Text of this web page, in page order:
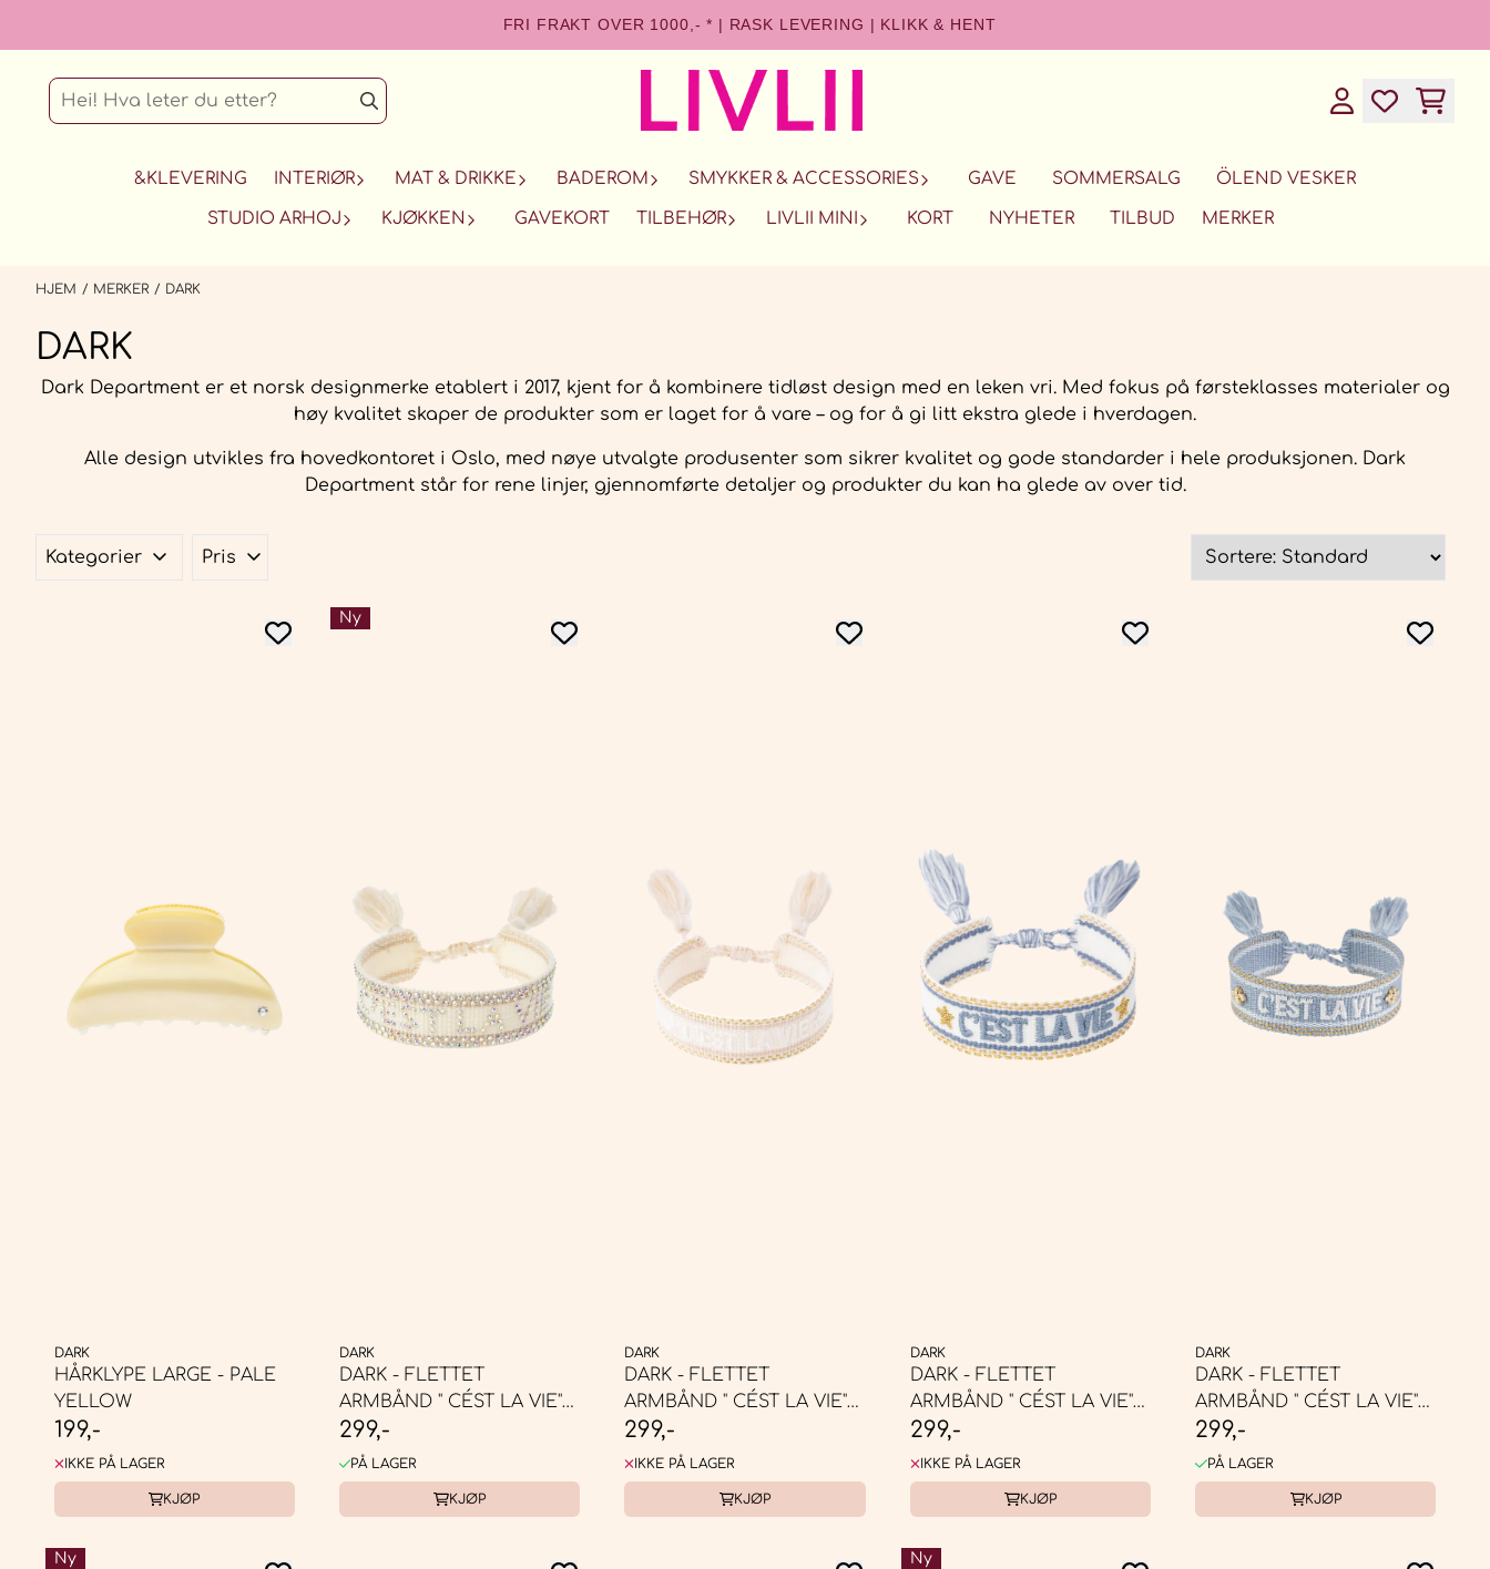
FRI FRAKT OVER 1000,- * RASK LEVERING KLIKK & HENT
&KLEVERING INTERIØR MAT & DRIKKE BADEROM SMYKKER & ACCESSORIES GAVE SOMMERSALG ÖLEND VESKER
STUDIO ARHOJ KJØKKEN GAVEKORT TILBEHØR LIVLII MINI KORT NYHETER TILBUD MERKER
HJEM / MERKER / DARK
DARK
Dark Department er et norsk designmerke etablert i 2017, kjent for å kombinere tidløst design med en leken vri. Med fokus på førsteklasses materialer og
høy kvalitet skaper de produkter som er laget for å vare – og for å gi litt ekstra glede i hverdagen.
Alle design utvikles fra hovedkontoret i Oslo, med nøye utvalgte produsenter som sikrer kvalitet og gode standarder i hele produksjonen. Dark
Department står for rene linjer, gjennomførte detaljer og produkter du kan ha glede av over tid.
Kategorier Pris
DARK
HÅRKLYPE LARGE - PALE
YELLOW
199,-
IKKE PÅ LAGER
KJØP
Ny
DARK
DARK - FLETTET
ARMBÅND " CÉST LA VIE"
VANILLA ...
299,-
PÅ LAGER
KJØP
DARK
DARK - FLETTET
ARMBÅND " CÉST LA VIE"
VANILLA ...
299,-
IKKE PÅ LAGER
KJØP
DARK
DARK - FLETTET
ARMBÅND " CÉST LA VIE"
WHITE, ...
299,-
IKKE PÅ LAGER
KJØP
DARK
DARK - FLETTET
ARMBÅND " CÉST LA VIE"
COOL BLUE ...
299,-
PÅ LAGER
KJØP
Ny Ny